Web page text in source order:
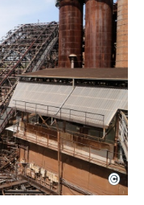
Hütte mit
Hütte | Karl
©